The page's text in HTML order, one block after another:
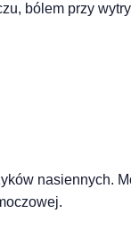
bólem przy
nasiennych.